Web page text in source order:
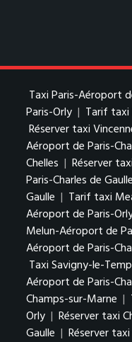
Taxi Paris-Aéroport
Paris-Orly | Tarif taxi
Réserver taxi
Aéroport de Paris-
Chelles | Réserver
Paris-Charles de Gaulle
Gaulle | Tarif taxi
Aéroport de Paris-
Melun-Aéroport de
Aéroport de Paris-
Taxi Savigny-le-
Aéroport de Paris-
Champs-sur-Marne |
Orly | Réserver taxi
Gaulle | Réserver